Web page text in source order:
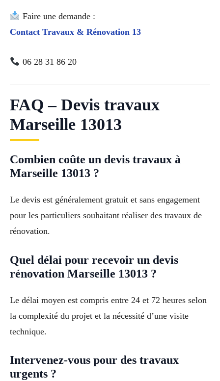
Faire une demande :
Contact Travaux & Rénovation 13
06 28 31 86 20
FAQ – Devis travaux
Marseille 13013
Combien coûte un devis travaux à
Marseille 13013 ?
Le devis est généralement gratuit et sans engagement
pour les particuliers souhaitant réaliser des travaux de
rénovation.
Quel délai pour recevoir un devis
rénovation Marseille 13013 ?
Le délai moyen est compris entre 24 et 72 heures selon
la complexité du projet et la nécessité d’une visite
technique.
Intervenez-vous pour des travaux
urgents ?